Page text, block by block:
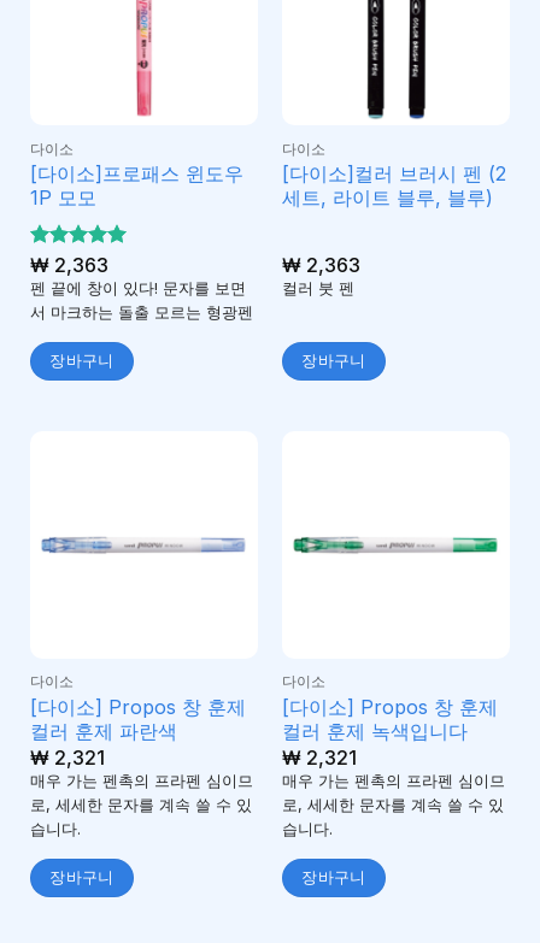
다이소
[다이소]프로패스 윈도우
1P 모모
5 중에서
5로 평가
됨
₩2,363
펜 끝에 창이 있다! 문자를 보면
서 마크하는 돌출 모르는 형광펜
장바구니
다이소
[다이소]컬러 브러시 펜 (2
세트, 라이트 블루, 블루)
₩2,363
컬러 붓 펜
장바구니
다이소
[다이소] Propos 창 훈제
컬러 훈제 파란색
₩2,321
매우 가는 펜촉의 프라펜 심이므
로, 세세한 문자를 계속 쓸 수 있
습니다.
장바구니
다이소
[다이소] Propos 창 훈제
컬러 훈제 녹색입니다
₩2,321
매우 가는 펜촉의 프라펜 심이므
로, 세세한 문자를 계속 쓸 수 있
습니다.
장바구니